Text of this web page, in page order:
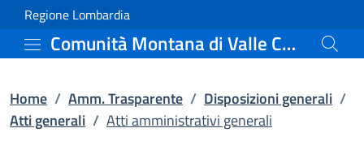
Vai al contenuto principale
Atti amministrativi
Regione Lombardia
Comunità Montana di Valle Camonica
Home / Amm. Trasparente / Disposizioni generali /
Atti generali / Atti amministrativi generali